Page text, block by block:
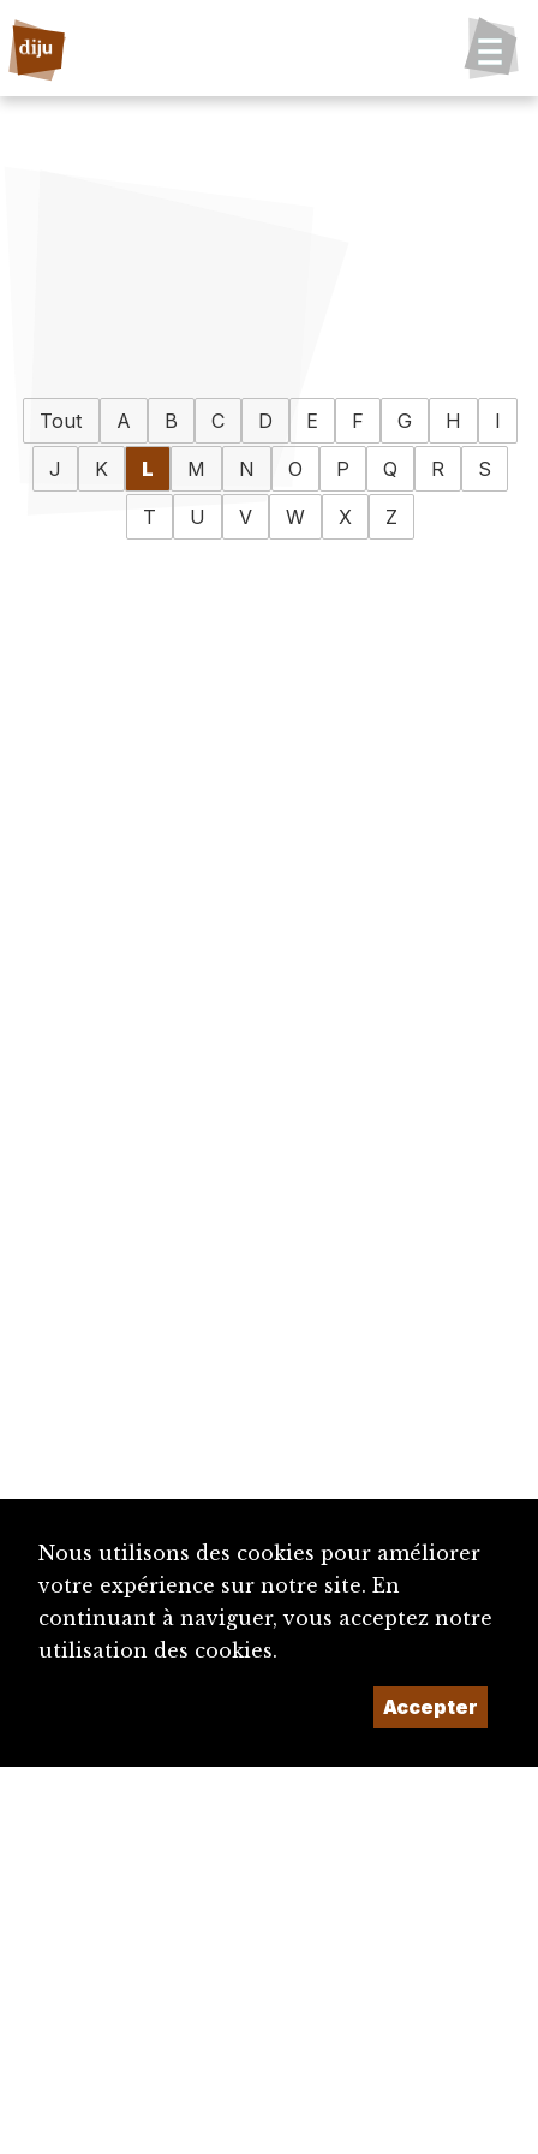
Tout A B C D E F G H
I
J
K L M N O P Q R
S
T
U V W X Z
Nous utilisons des cookies pour améliorer
votre expérience sur notre site. En
continuant à naviguer, vous acceptez notre
utilisation des cookies.
Accepter